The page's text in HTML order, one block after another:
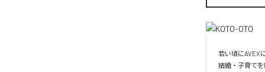
若い頃にAVEX
結婚・子育てを